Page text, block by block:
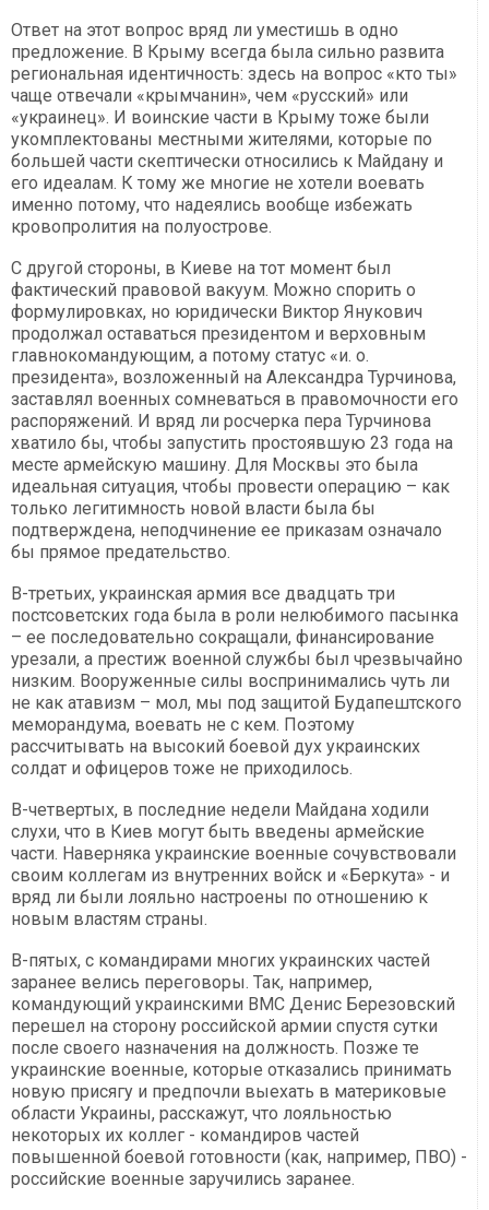
Ответ на этот вопрос вряд ли уместишь в одно
предложение. В Крыму всегда была сильно развита
региональная идентичность: здесь на вопрос «кто ты»
чаще отвечали «крымчанин», чем «русский» или
«украинец». И воинские части в Крыму тоже были
укомплектованы местными жителями, которые по
большей части скептически относились к Майдану и
его идеалам. К тому же многие не хотели воевать
именно потому, что надеялись вообще избежать
кровопролития на полуострове.
С другой стороны, в Киеве на тот момент был
фактический правовой вакуум. Можно спорить о
формулировках, но юридически Виктор Янукович
продолжал оставаться президентом и верховным
главнокомандующим, а потому статус «и. о.
президента», возложенный на Александра Турчинова,
заставлял военных сомневаться в правомочности его
распоряжений. И вряд ли росчерка пера Турчинова
хватило бы, чтобы запустить простоявшую 23 года на
месте армейскую машину. Для Москвы это была
идеальная ситуация, чтобы провести операцию – как
только легитимность новой власти была бы
подтверждена, неподчинение ее приказам означало
бы прямое предательство.
В-третьих, украинская армия все двадцать три
постсоветских года была в роли нелюбимого пасынка
– ее последовательно сокращали, финансирование
урезали, а престиж военной службы был чрезвычайно
низким. Вооруженные силы воспринимались чуть ли
не как атавизм – мол, мы под защитой Будапештского
меморандума, воевать не с кем. Поэтому
рассчитывать на высокий боевой дух украинских
солдат и офицеров тоже не приходилось.
В-четвертых, в последние недели Майдана ходили
слухи, что в Киев могут быть введены армейские
части. Наверняка украинские военные сочувствовали
своим коллегам из внутренних войск и «Беркута» - и
вряд ли были лояльно настроены по отношению к
новым властям страны.
В-пятых, с командирами многих украинских частей
заранее велись переговоры. Так, например,
командующий украинскими ВМС Денис Березовский
перешел на сторону российской армии спустя сутки
после своего назначения на должность. Позже те
украинские военные, которые отказались принимать
новую присягу и предпочли выехать в материковые
области Украины, расскажут, что лояльностью
некоторых их коллег - командиров частей
повышенной боевой готовности (как, например, ПВО) -
российские военные заручились заранее.